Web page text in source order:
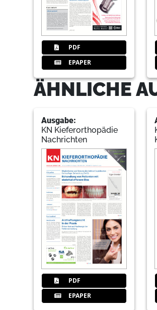
PDF
EPAPER
ÄHNLICHE
Ausgabe:
KN Kieferorthopädie
Nachrichten
PDF
EPAPER